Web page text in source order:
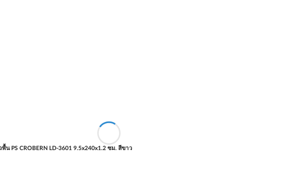
พื้น PS CROBERN LD-3601 9.5x240x1.2 ซม. สีขาว